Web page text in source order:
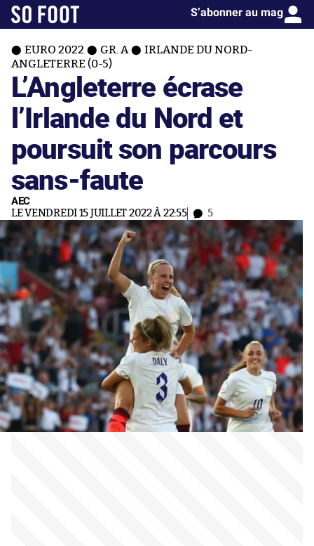
S’abonner au mag
EURO 2022 GR. A
IRLANDE DU NORD-
ANGLETERRE (0-5)
L’Angleterre écrase
l’Irlande du Nord et
poursuit son parcours
sans-faute
AEC
LE VENDREDI 15 JUILLET 2022 À 22:55 5